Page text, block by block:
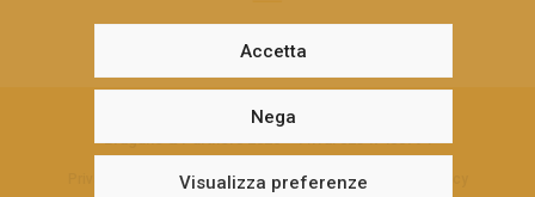
Accetta
Nega
Visualizza preferenze
Braganò & Partners 2026 – P.Iva: 02547480794
Politica della Parità di Genere